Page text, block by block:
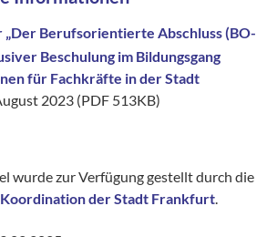
„Der Berufsorientierte Abschluss (BO-
Beschulung im Bildungsgang
für Fachkräfte in der Stadt
2023 (PDF 513KB)
wurde zur Verfügung gestellt durch die
der Stadt Frankfurt.